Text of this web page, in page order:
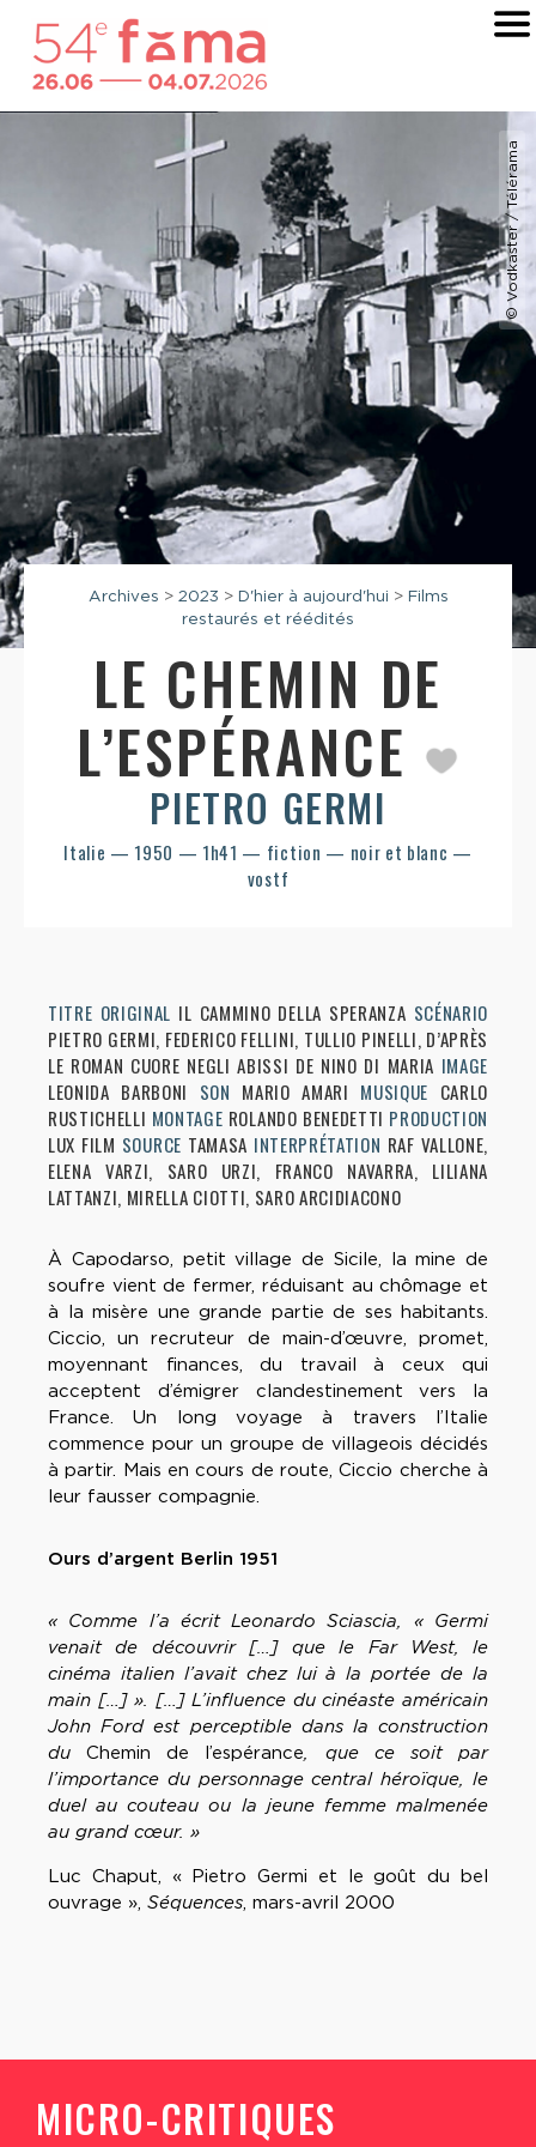
© Vodkaster / Télérama
Archives > 2023 > D'hier à aujourd'hui > Films
restaurés et réédités
LE CHEMIN DE
L’ESPÉRANCE
PIETRO GERMI
Italie — 1950 — 1h41 — fiction — noir et blanc —
vostf
TITRE ORIGINAL IL CAMMINO DELLA SPERANZA SCÉNARIO
PIETRO GERMI, FEDERICO FELLINI, TULLIO PINELLI, D’APRÈS
LE ROMAN CUORE NEGLI ABISSI DE NINO DI MARIA IMAGE
LEONIDA BARBONI SON MARIO AMARI MUSIQUE CARLO
RUSTICHELLI MONTAGE ROLANDO BENEDETTI PRODUCTION
LUX FILM SOURCE TAMASA INTERPRÉTATION RAF VALLONE,
ELENA VARZI, SARO URZI, FRANCO NAVARRA, LILIANA
LATTANZI, MIRELLA CIOTTI, SARO ARCIDIACONO
À Capodarso, petit village de Sicile, la mine de
soufre vient de fermer, réduisant au chômage et
à la misère une grande partie de ses habitants.
Ciccio, un recruteur de main-d’œuvre, promet,
moyennant finances, du travail à ceux qui
acceptent d’émigrer clandestinement vers la
France. Un long voyage à travers l’Italie
commence pour un groupe de villageois décidés
à partir. Mais en cours de route, Ciccio cherche à
leur fausser compagnie.
Ours d’argent Berlin 1951
« Comme l’a écrit Leonardo Sciascia, « Germi
venait de découvrir […] que le Far West, le
cinéma italien l’avait chez lui à la portée de la
main […] ». […] L’influence du cinéaste américain
John Ford est perceptible dans la construction
duChemin de l’espérance, que ce soit par
l’importance du personnage central héroïque, le
duel au couteau ou la jeune femme malmenée
au grand cœur. »
Luc Chaput, « Pietro Germi et le goût du bel
ouvrage », Séquences, mars-avril 2000
MICRO-CRITIQUES